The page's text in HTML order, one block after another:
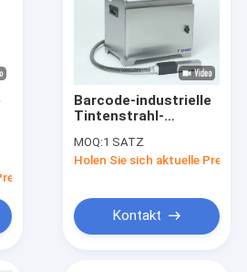
Barcode-industrielle
Tintenstrahl-
Coding-
Partienummer
MOQ:1 SATZ
Holen Sie sich aktuelle Preis
Kontakt